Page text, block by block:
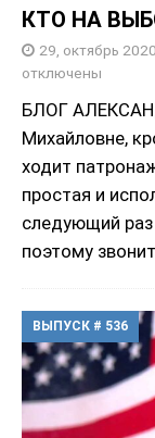
КТО НА
29, октябрь 2020
отключены
БЛОГ
Михайловне,
ходит
простая и
следующий
поэтому звонит
ВЫПУСК # 536